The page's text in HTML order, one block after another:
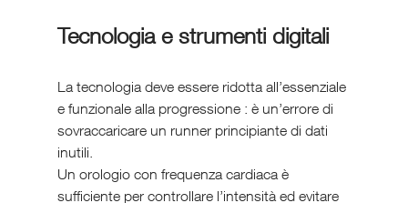
Tecnologia e strumenti digitali
La tecnologia deve essere ridotta all’essenziale
e funzionale alla progressione : è un’errore di
sovraccaricare un runner principiante di dati
inutili.
Un orologio con frequenza cardiaca è
sufficiente per controllare l’intensità ed evitare